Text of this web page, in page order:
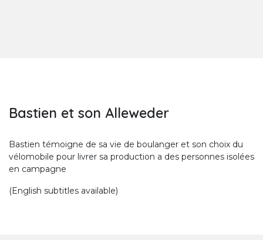
Bastien et son Alleweder
Bastien témoigne de sa vie de boulanger et son choix du
vélomobile pour livrer sa production a des personnes isolées
en campagne
(English subtitles available)